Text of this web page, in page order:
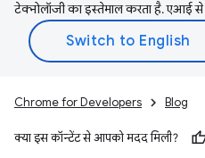
टेक्नोलॉजी का इस्तेमाल करता है. एआई से
Chrome for Developers Blog
क्या इस कॉन्टेंट से आपको मदद मिली?